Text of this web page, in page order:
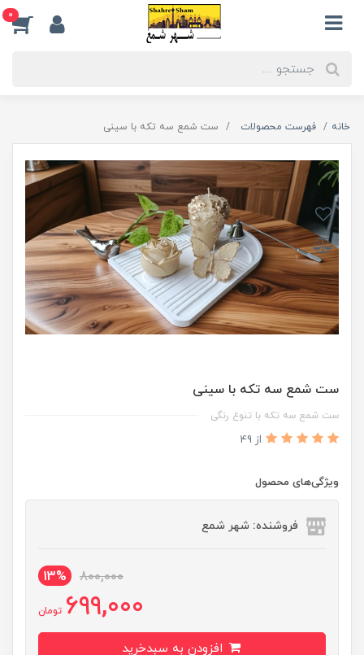
0
خانه فهرست محصولات ست شمع سه تکه با سینی
ست شمع سه تکه با سینی
ست شمع سه تکه با تنوع رنگی
از 49
ویژگی‌های محصول
فروشنده: شهر شمع
800,000
13%
699,000 تومان